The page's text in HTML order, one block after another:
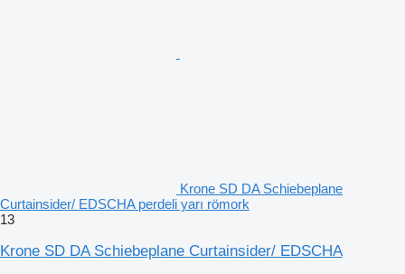
Krone SD DA Schiebeplane
Curtainsider/ EDSCHA perdeli yarı römork
13
Krone SD DA Schiebeplane Curtainsider/ EDSCHA